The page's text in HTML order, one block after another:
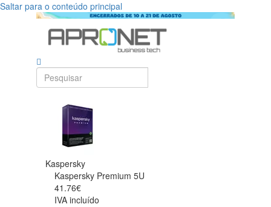
Saltar para o conteúdo principal
Kaspersky
Kaspersky Premium 5U
41.76€
IVA incluído